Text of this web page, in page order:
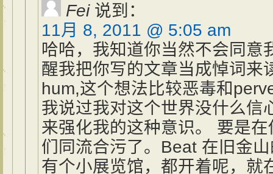
Fei 说到：
11月 8, 2011 @ 5:05 am
哈哈，我知道你当然不会同意
醒我把你写的文章当成悼词来
hum,这个想法比较恶毒和
我说过我对这个世界没什么信
来强化我的这种意识。 要是
们同流合污了。Beat 在旧金
有个小展览馆，都开着呢，就